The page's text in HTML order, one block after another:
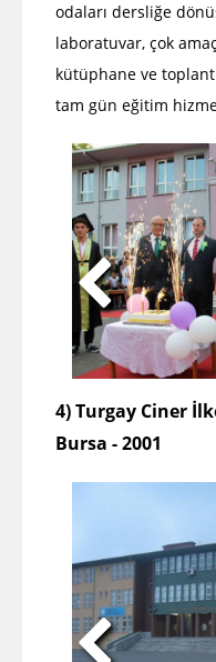
odaları dersliğe
laboratuvar, çok
kütüphane ve
tam gün eğitim
4) Turgay Ciner
Bursa - 2001